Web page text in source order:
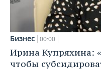
Бизнес 00:00
Ирина Купряхина:
чтобы